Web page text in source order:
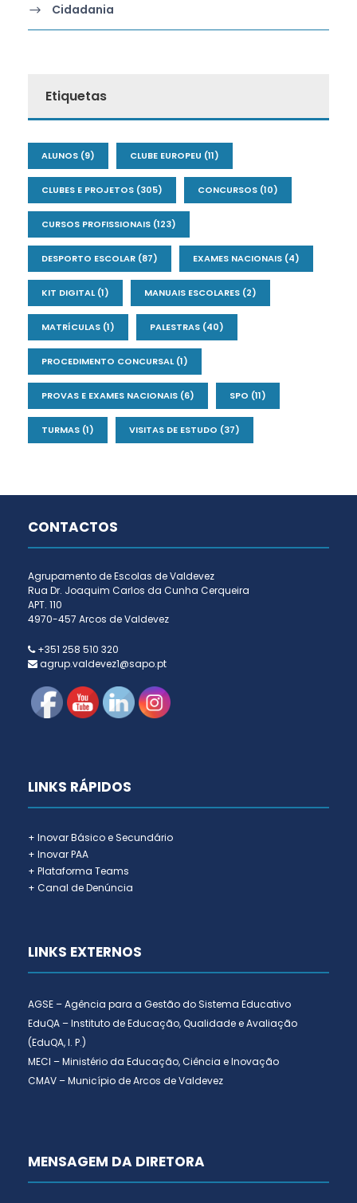
Cidadania
Etiquetas
ALUNOS (9) CLUBE EUROPEU (11)
CLUBES E PROJETOS (305) CONCURSOS (10)
CURSOS PROFISSIONAIS (123)
DESPORTO ESCOLAR (87) EXAMES NACIONAIS (4)
KIT DIGITAL(1) MANUAIS ESCOLARES (2)
MATRÍCULAS (1) PALESTRAS (40)
PROCEDIMENTO CONCURSAL(1)
PROVAS E EXAMES NACIONAIS (6) SPO (11)
TURMAS (1) VISITAS DE ESTUDO (37)
CONTACTOS
Agrupamento de Escolas de Valdevez
Rua Dr. Joaquim Carlos da Cunha Cerqueira
APT. 110
4970-457 Arcos de Valdevez
+351 258 510 320
agrup.valdevez1@sapo.pt
LINKS RÁPIDOS
+ Inovar Básico e Secundário
+ Inovar PAA
+ Plataforma Teams
+ Canal de Denúncia
LINKS EXTERNOS
AGSE – Agência para a Gestão do Sistema Educativo
EduQA – Instituto de Educação, Qualidade e Avaliação
(EduQA, I. P.)
MECI – Ministério da Educação, Ciência e Inovação
CMAV – Município de Arcos de Valdevez
MENSAGEM DA DIRETORA